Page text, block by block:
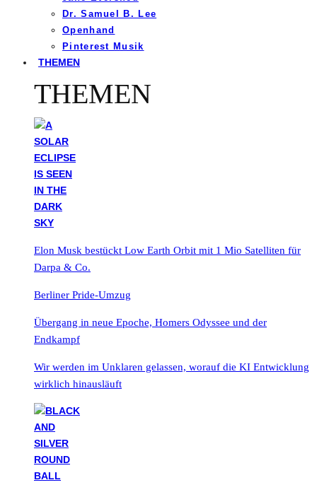
Dr. Samuel B. Lee
Openhand
Pinterest Musik
THEMEN
THEMEN
Elon Musk bestückt Low Earth Orbit mit 1 Mio Satelliten für
Darpa & Co.
Berliner Pride-Umzug
Übergang in neue Epoche, Homers Odyssee und der
Endkampf
Wir werden im Unklaren gelassen, worauf die KI Entwicklung
wirklich hinausläuft